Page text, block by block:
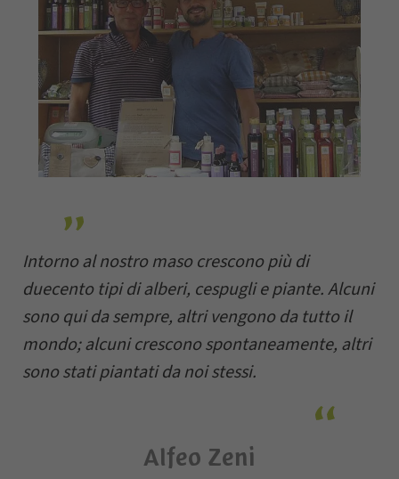
Intorno al nostro maso crescono più di
duecento tipi di alberi, cespugli e piante. Alcuni
sono qui da sempre, altri vengono da tutto il
mondo; alcuni crescono spontaneamente, altri
sono stati piantati da noi stessi.
Alfeo Zeni